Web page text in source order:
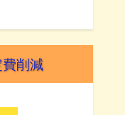
削減